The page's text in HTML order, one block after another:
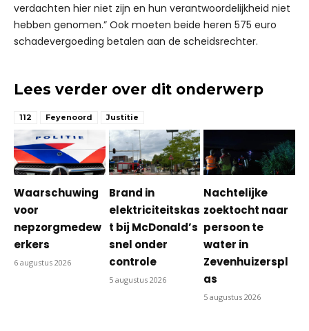
verdachten hier niet zijn en hun verantwoordelijkheid niet
hebben genomen.” Ook moeten beide heren 575 euro
schadevergoeding betalen aan de scheidsrechter.
Lees verder over dit onderwerp
112 Feyenoord Justitie
Waarschuwing
voor
nepzorgmedew
erkers
6 augustus 2026
Brand in
elektriciteitskas
t bij McDonald’s
snel onder
controle
5 augustus 2026
Nachtelijke
zoektocht naar
persoon te
water in
Zevenhuizerspl
as
5 augustus 2026